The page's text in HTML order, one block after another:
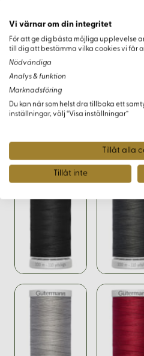
Gütermanns Roll i
Gütermann står för hög kvalitet
sömnadsindustrin. Deras
kraven på hållfasthet och
bästa är denna extra starka
Varianter
Vi värnar om din integritet
För att ge dig bästa möjliga upplevelse
till dig att bestämma vilka cookies vi får
Nödvändiga
Analys & funktion
Marknadsföring
Du kan när som helst dra tillbaka ett
inställningar, välj “Visa inställningar”
Tillåt alla
Tillåt inte